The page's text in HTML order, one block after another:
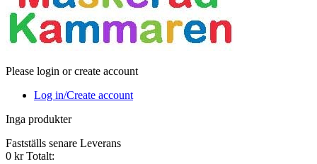
Please login or create account
Log in/Create account
Inga produkter
Fastställs senare Leverans
0 kr Totalt: